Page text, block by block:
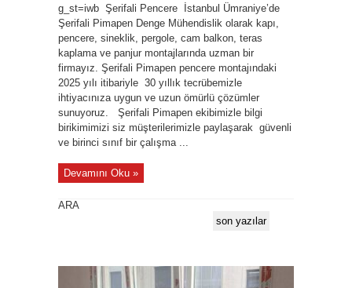
g_st=iwb Şerifali Pencere İstanbul Ümraniye’de
Şerifali Pimapen Denge Mühendislik olarak kapı,
pencere, sineklik, pergole, cam balkon, teras
kaplama ve panjur montajlarında uzman bir
firmayız. Şerifali Pimapen pencere montajındaki
2025 yılı itibariyle 30 yıllık tecrübemizle
ihtiyacınıza uygun ve uzun ömürlü çözümler
sunuyoruz. Şerifali Pimapen ekibimizle bilgi
birikimimizi siz müşterilerimizle paylaşarak güvenli
ve birinci sınıf bir çalışma ...
Devamını Oku »
ARA
son yazılar